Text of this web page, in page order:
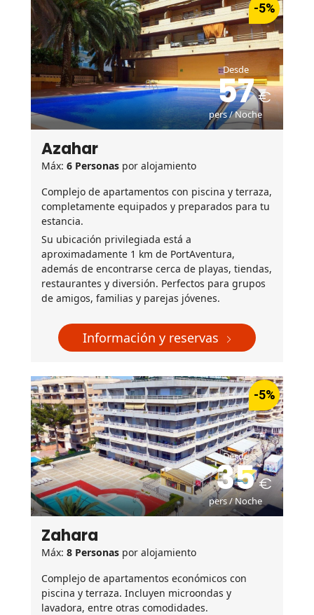
-5%
Desde
57
pers / Noche
Azahar
Máx: 6 Personas por alojamiento
Complejo de apartamentos con piscina y terraza,
completamente equipados y preparados para tu
estancia.
Su ubicación privilegiada está a
aproximadamente 1 km de PortAventura,
además de encontrarse cerca de playas, tiendas,
restaurantes y diversión. Perfectos para grupos
de amigos, familias y parejas jóvenes.
Información y reservas
-5%
Desde
35
pers / Noche
Zahara
Máx: 8 Personas por alojamiento
Complejo de apartamentos económicos con
piscina y terraza. Incluyen microondas y
lavadora, entre otras comodidades.